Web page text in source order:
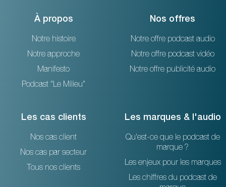
À propos
Notre histoire
Notre approche
Manifesto
Podcast "Le Milieu"
Nos offres
Notre offre podcast audio
Notre offre podcast vidéo
Notre offre publicité audio
Les cas clients
Nos cas client
Nos cas par secteur
Tous nos clients
Les marques & l'audio
Qu'est-ce que le podcast de
marque ?
Les enjeux pour les marques
Les chiffres du podcast de